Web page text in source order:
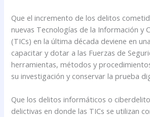
Que el incremento de los delitos
nuevas Tecnologías de la Información y
(TICs) en la última década deviene en
capacitar y dotar a las Fuerzas de
herramientas, métodos y
su investigación y conservar la prueba
Que los delitos informáticos o
delictivas en donde las TICs se utilizan